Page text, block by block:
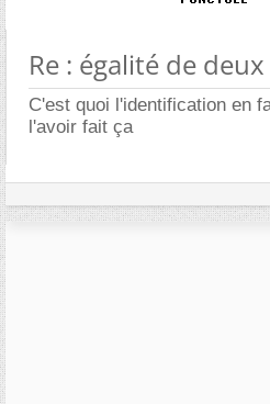
Re : égalité de
C'est quoi l'identification en
l'avoir fait ça